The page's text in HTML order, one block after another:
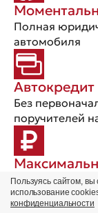
Полная
автомобиля
Без
поручителей
Предлагаем
условия и
Пользуясь сайтом,
использование
конфиденциальности